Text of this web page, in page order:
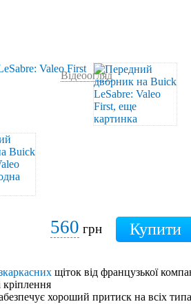
Відеоогляд
560 грн
щіток від французької
кріплення
хороший притиск на всіх